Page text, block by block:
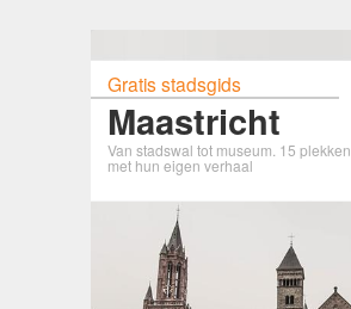
Gratis stadsgids
Maastricht
Van stadswal tot museum. 15 plekken
met hun eigen verhaal